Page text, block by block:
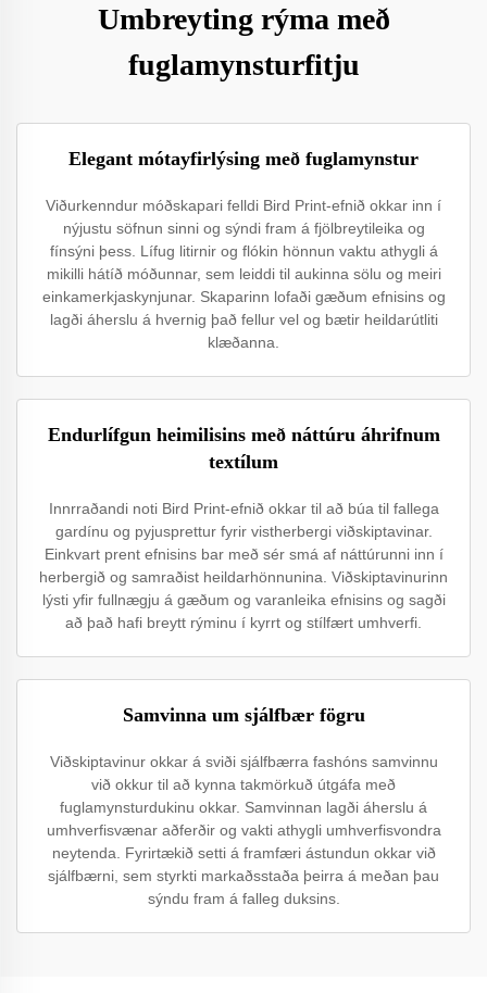
Umbreyting rýma með
fuglamynsturfitju
Elegant mótayfirlýsing með fuglamynstur
Viðurkenndur móðskapari felldi Bird Print-efnið okkar inn í
nýjustu söfnun sinni og sýndi fram á fjölbreytileika og
fínsýni þess. Lífug litirnir og flókin hönnun vaktu athygli á
mikilli hátíð móðunnar, sem leiddi til aukinna sölu og meiri
einkamerkjaskynjunar. Skaparinn lofaði gæðum efnisins og
lagði áherslu á hvernig það fellur vel og bætir heildarútliti
klæðanna.
Endurlífgun heimilisins með náttúru áhrifnum
textílum
Innrraðandi noti Bird Print-efnið okkar til að búa til fallega
gardínu og pyjusprettur fyrir vistherbergi viðskiptavinar.
Einkvart prent efnisins bar með sér smá af náttúrunni inn í
herbergið og samraðist heildarhönnunina. Viðskiptavinurinn
lýsti yfir fullnægju á gæðum og varanleika efnisins og sagði
að það hafi breytt rýminu í kyrrt og stílfært umhverfi.
Samvinna um sjálfbær fögru
Viðskiptavinur okkar á sviði sjálfbærra fashóns samvinnu
við okkur til að kynna takmörkuð útgáfa með
fuglamynsturdukinu okkar. Samvinnan lagði áherslu á
umhverfisvænar aðferðir og vakti athygli umhverfisvondra
neytenda. Fyrirtækið setti á framfæri ástundun okkar við
sjálfbærni, sem styrkti markaðsstaða þeirra á meðan þau
sýndu fram á falleg duksins.